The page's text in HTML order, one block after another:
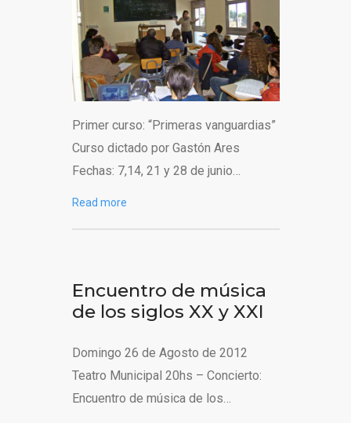
Primer curso: “Primeras vanguardias”
Curso dictado por Gastón Ares
Fechas: 7,14, 21 y 28 de junio…
Read more
Encuentro de música
de los siglos XX y XXI
Domingo 26 de Agosto de 2012
Teatro Municipal 20hs – Concierto:
Encuentro de música de los…